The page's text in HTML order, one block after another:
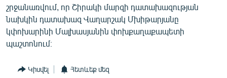
շրջանառվում, որ Շիրակի մարզի դատախազության
նախկին դատախազ Վաղարշակ Մխիթարյանը
կփոխարինի Մալխասյանին փոխքաղաքապետի
պաշտոնում։
Կիսվել Հետևեք մեզ